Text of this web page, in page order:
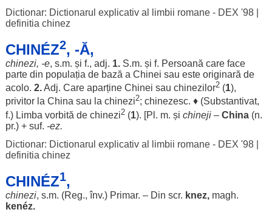
Dictionar: Dictionarul explicativ al limbii romane - DEX '98|
definitia chinez
CHINÉZ2, -Ă,
chinezi, -e, s.m. și f., adj. 1.S.m. și f. Persoană care face
partedin populația de bază a Chinei sau este originară de
acolo. 2.Adj. Care aparține Chinei sau chinezilor2(1),
privitorla Chinasau la chinezi2; chinezesc. ♦ (Substantivat,
f.) Limba vorbită de chinezi2(1). [Pl. m. și chineji– China(n.
pr.) + suf. -ez.
Dictionar: Dictionarul explicativ al limbii romane - DEX '98|
definitia chinez
CHINÉZ1,
chinezi, s.m. (Reg., înv.) Primar. – Din scr. knez, magh.
kenéz.